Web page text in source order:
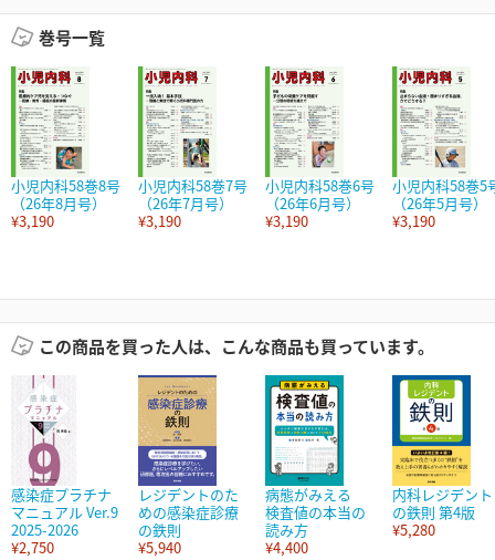
巻号一覧
小児内科58巻8号
（26年8月号）
¥3,190
小児内科58巻7号
（26年7月号）
¥3,190
小児内科58巻6号
（26年6月号）
¥3,190
小児内科58巻5
（26年5月号）
¥3,190
この商品を買った人は、こんな商品も買っています。
感染症プラチナ
マニュアル Ver.9
2025-2026
¥2,750
レジデントのた
めの感染症診療
の鉄則
¥5,940
病態がみえる
検査値の本当の
読み方
¥4,400
内科レジデント
の鉄則 第4版
¥5,280